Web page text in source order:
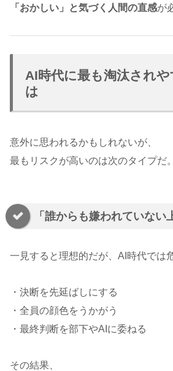
「おかしい」と気づく人間の直感が
AI時代に最も淘汰されや
は
意外に思われるかもしれないが、
最もリスクが高いのは次のタイプだ。
「誰からも嫌われていない
一見すると理想的だが、AI時代では
・決断を先延ばしにする
・全員の顔色をうかがう
・最終判断を部下やAIに委ねる
その結果、